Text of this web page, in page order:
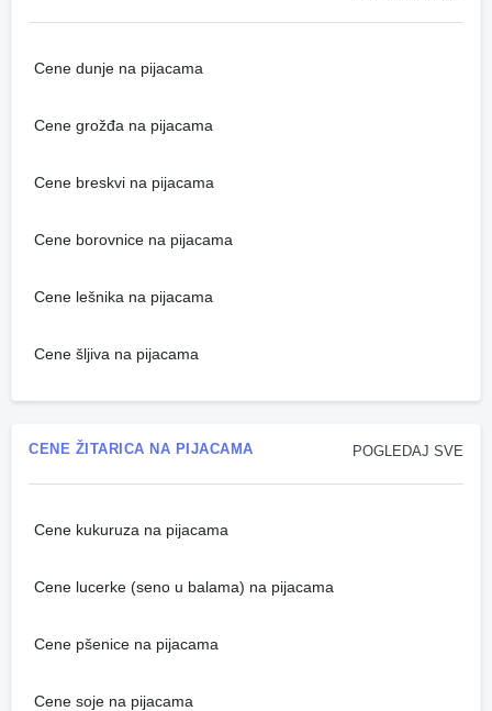
Cene dunje na pijacama
Cene grožđa na pijacama
Cene breskvi na pijacama
Cene borovnice na pijacama
Cene lešnika na pijacama
Cene šljiva na pijacama
POGLEDAJ SVE
CENE ŽITARICA NA PIJACAMA
Cene kukuruza na pijacama
Cene lucerke (seno u balama) na pijacama
Cene pšenice na pijacama
Cene soje na pijacama